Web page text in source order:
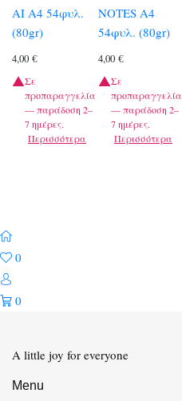
AI A4 54φυλ.
(80gr)
4,00 €
Σε
προπαραγγελία
— παράδοση 2–
7 ημέρες.
Περισσότερα
NOTES A4
54φυλ. (80gr)
4,00€
Σε
προπαραγγελία
— παράδοση 2–
7 ημέρες.
Περισσότερα
0
0
A little joy for everyone
Menu